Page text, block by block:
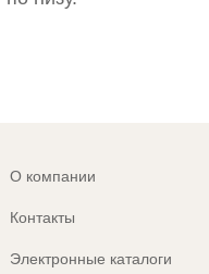
О компании
Контакты
Электронные каталоги